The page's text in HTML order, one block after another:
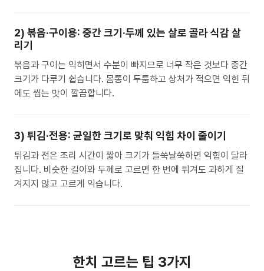
2) 볶음·구이용: 중간 크기·두께 있는 살로 골라 식감 살
리기
볶음과 구이는 익히면서 수분이 빠지므로 너무 작은 것보다 중간
크기가 다루기 쉽습니다. 몸통이 두툼하고 상처가 적으면 익힌 뒤
에도 씹는 맛이 깔끔합니다.
3) 튀김·전용: 균일한 크기로 맞춰 익힘 차이 줄이기
튀김과 전은 조리 시간이 짧아 크기가 들쑥날쑥하면 익힘이 달라
집니다. 비슷한 길이와 두께로 고르면 한 번에 튀겨도 과하게 질
겨지지 않고 고르게 익습니다.
한치 고르는 팁 3가지